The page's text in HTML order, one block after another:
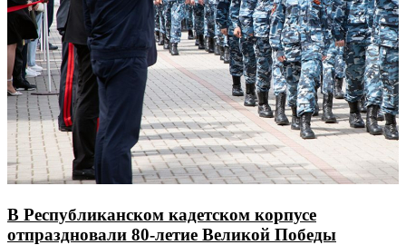
В Республиканском кадетском корпусе
отпраздновали 80-летие Великой Победы